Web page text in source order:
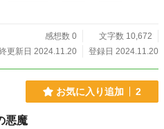
感想数 0
文字数 10,672
更新日 2024.11.20
登録日 2024.11.20
お気に入り追加 2
悪魔